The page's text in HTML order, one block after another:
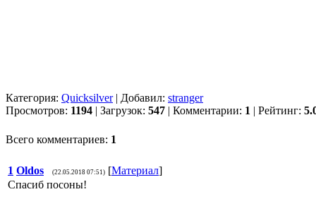
Категория: Quicksilver| Добавил: stranger
Просмотров: 1194 | Загрузок: 547 | Комментарии: 1 | Рейтинг:
Всего комментариев: 1
1 Oldos (22.05.2018 07:51) [Материал]
Спасиб посоны!